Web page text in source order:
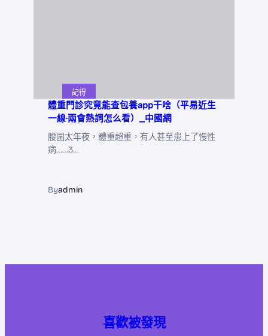
記得
體重門診究竟能查包養app干啥（平易近生
一線·兩會熱詞怎么看）_中國網
腰圍太年夜，體重超重，有人甚至患上了慢性
病……3…
Byadmin
喜歡被發現